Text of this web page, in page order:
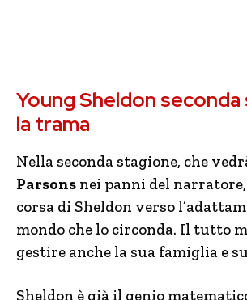
Young Sheldon
la trama
Nella seconda stagione, che
Parsons nei panni del
corsa di Sheldon verso
mondo che lo circonda. Il tutto
gestire anche la sua famiglia e
Sheldon è già il genio